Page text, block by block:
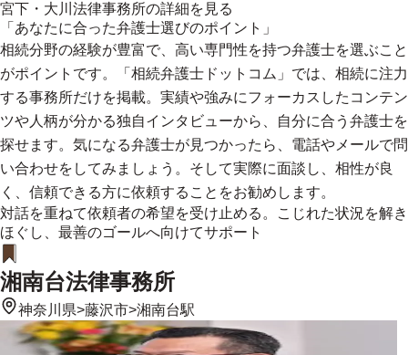
宮下・大川法律事務所の詳細を見る
「あなたに合った弁護士選びのポイント」
相続分野の経験が豊富で、高い専門性を持つ弁護士を選ぶこと
がポイントです。「相続弁護士ドットコム」では、相続に注力
する事務所だけを掲載。実績や強みにフォーカスしたコンテン
ツや人柄が分かる独自インタビューから、自分に合う弁護士を
探せます。気になる弁護士が見つかったら、電話やメールで問
い合わせをしてみましょう。そして実際に面談し、相性が良
く、信頼できる方に依頼することをお勧めします。
対話を重ねて依頼者の希望を受け止める。こじれた状況を解き
ほぐし、最善のゴールへ向けてサポート
湘南台法律事務所
神奈川県>藤沢市>湘南台駅